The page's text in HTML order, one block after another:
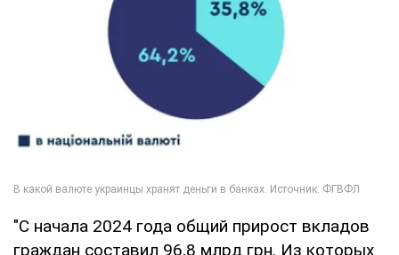
"С начала 2024 года общий прирост вкладов
граждан составил 96,8 млрд грн. Из которых